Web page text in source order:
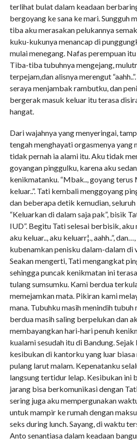
terlihat bulat dalam keadaan
bergoyang ke sana ke mari. Sungguh
tiba aku merasakan pelukannya
kuku-kukunya menancap di
mulai menegang. Nafas perempuan
Tiba-tiba tubuhnya mengejang,
terpejam,dan alisnya merengut
seraya menjambak rambutku, dan
bergerak masuk keluar itu terasa
hangat.
Dari wajahnya yang menyeringai,
tengah menghayati orgasmenya yang
tidak pernah ia alami itu. Aku tidak
goyangan pinggulku, karena aku
kenikmatanku. “Mbak.., goyang terus
keluar..”. Tati kembali menggoyang
dan beberapa detik kemudian,
“Keluarkan di dalam saja pak”, bisik
IUD”. Begitu Tati selesai berbisik, aku
aku keluar.., aku keluarr¦., aahh..”,
kubenamkan penisku dalam-dalam di
Seakan mengerti, Tati mengangkat
sehingga puncak kenikmatan ini
tulang sumsumku. Kami berdua
memejamkan mata. Pikiran kami
mana. Tubuhku masih menindih
berdua masih saling berpelukan dan
membayangkan hari-hari penuh
kualami sesudah itu di Bandung. Sejak
kesibukan di kantorku yang luar
pulang larut malam. Kepenatanku
langsung tertidur lelap. Kesibukan ini
jarang bisa berkomunikasi dengan
sering juga aku mempergunakan
untuk mampir ke rumah dengan
seks during lunch. Sayang, di waktu
Anto senantiasa dalam keadaan